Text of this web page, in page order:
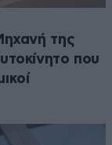
της
που